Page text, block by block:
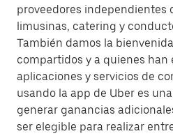
proveedores independientes
limusinas, catering y
También damos la
compartidos y a quienes han
aplicaciones y servicios de
usando la app de Uber es
generar ganancias
ser elegible para realizar